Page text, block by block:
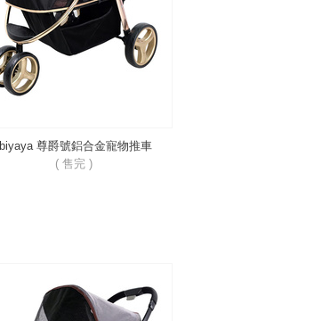
Ibiyaya 尊爵號鋁合金寵物推車
FS1616
( 售完 )